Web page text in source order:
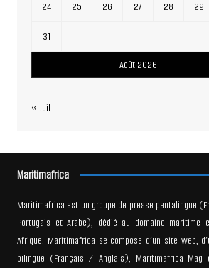
Août 2026
24 25 26 27 28 29
31
« Juil
Maritimafrica
Maritimafrica est un groupe de presse pentalingue
Portugais et Arabe), dédié au domaine maritime
Afrique. Maritimafrica se compose d’un site web,
bilingue (Français / Anglais), Maritimafrica Mag